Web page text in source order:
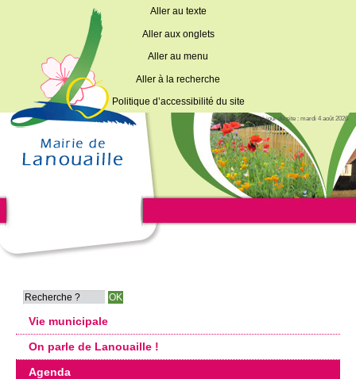
Aller au texte
Aller aux onglets
Aller au menu
Aller à la recherche
Politique d’accessibilité du site
Dernière mise à jour du site : mardi 4 août 2026
Vie municipale
On parle de Lanouaille !
Agenda